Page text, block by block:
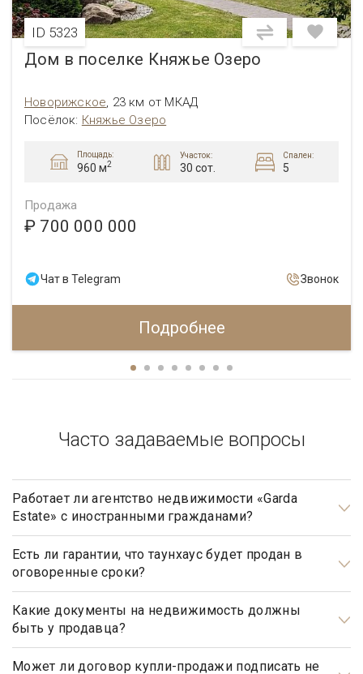
ID 5323
Дом в поселке Княжье Озеро
Новорижское, 23 км от МКАД
Посёлок: Княжье Озеро
Площадь:
960 м2
Участок:
30 сот.
Спален:
5
Продажа
₽ 700 000 000
Чат в Telegram Звонок
Подробнее
Часто задаваемые вопросы
Работает ли агентство недвижимости «Garda
Estate» с иностранными гражданами?
Да, наше агентство недвижимости, работает с
иностранными гражданами не резидентами РФ.
Есть ли гарантии, что таунхаус будет продан в
оговоренные сроки?
Да, агентство элитной недвижимости «Garda Estate»
гарантирует, что таунхаус будет продан в оговоренные
сроки, при условии, что Клиент принимает рекомендации,
данные ему риэлтором агентства, при определении ценовой
политики, обусловленной ситуацией на рынке
Какие документы на недвижимость должны
быть у продавца?
Документами, подтверждающими право собственности
продавца, являются: свидетельство о государственной
Может ли договор купли-продажи подписать не